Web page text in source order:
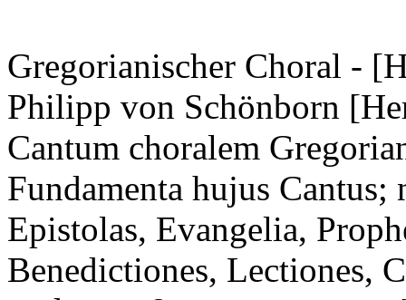
Gregorianischer Choral -
Philipp von Schönborn
Cantum choralem
Fundamenta hujus Cantus;
Epistolas, Evangelia,
Benedictiones, Lectiones,